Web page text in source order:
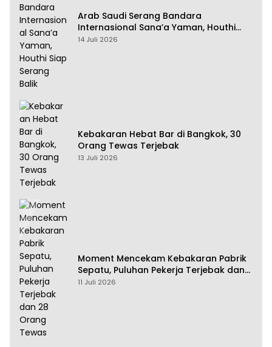
Arab Saudi Serang Bandara
Internasional Sana’a Yaman, Houthi
Siap Serang Balik
14 Juli 2026
Kebakaran Hebat Bar di Bangkok, 30
Orang Tewas Terjebak
13 Juli 2026
Moment Mencekam Kebakaran Pabrik
Sepatu, Puluhan Pekerja Terjebak dan
28 Orang Tewas
11 Juli 2026